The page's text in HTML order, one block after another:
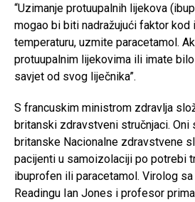
“Uzimanje protuupalnih lijekova
mogao bi biti nadražujući faktor kod
temperaturu, uzmite paracetamol.
protuupalnim lijekovima ili imate
savjet od svog liječnika”.
S francuskim ministrom zdravlja
britanski zdravstveni stručnjaci. Oni
britanske Nacionalne zdravstvene
pacijenti u samoizolaciji po potrebi
ibuprofen ili paracetamol. Virolog
Readingu Ian Jones i profesor